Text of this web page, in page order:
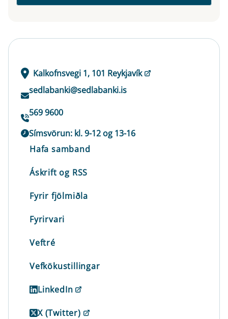
Kalkofnsvegi 1, 101 Reykjavík
sedlabanki@sedlabanki.is
569 9600
Símsvörun: kl. 9-12 og 13-16
Hafa samband
Áskrift og RSS
Fyrir fjölmiðla
Fyrirvari
Veftré
Vefkökustillingar
LinkedIn
X (Twitter)